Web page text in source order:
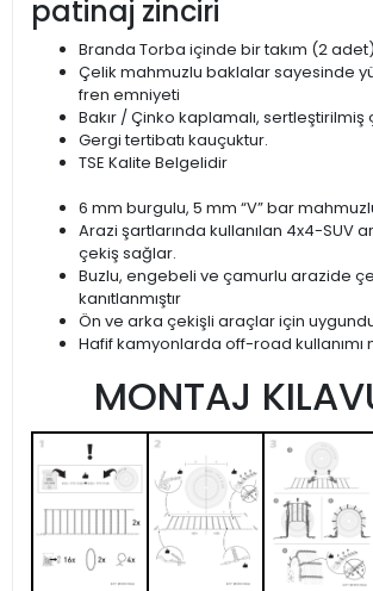
patinaj zinciri
Branda Torba içinde bir takım (2
Çelik mahmuzlu baklalar sayesinde
fren emniyeti
Bakır / Çinko kaplamalı, sertleştirilmiş
Gergi tertibatı kauçuktur.
TSE Kalite Belgelidir
6 mm burgulu, 5 mm “V” bar
Arazi şartlarında kullanılan 4x4-SUV
çekiş sağlar.
Buzlu, engebeli ve çamurlu arazide
kanıtlanmıştır
Ön ve arka çekişli araçlar için
Hafif kamyonlarda off-road
MONTAJ